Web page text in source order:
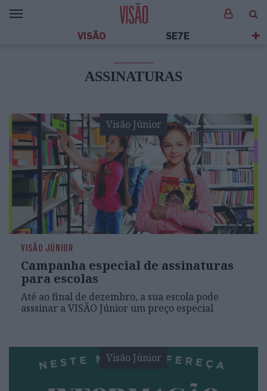
VISÃO SE7E
ASSINATURAS
Visão Júnior
VISÃO JÚNIOR
Campanha especial de assinaturas
para escolas
Até ao final de dezembro, a sua escola pode
asssinar a VISÃO Júnior um preço especial
Visão Júnior